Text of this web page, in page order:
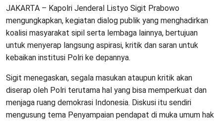
JAKARTA – Kapolri Jenderal Listyo Sigit Prabowo
mengungkapkan, kegiatan dialog publik yang menghadirkan
koalisi masyarakat sipil serta lembaga lainnya, bertujuan
untuk menyerap langsung aspirasi, kritik dan saran untuk
kebaikan institusi Polri ke depannya.
Sigit menegaskan, segala masukan ataupun kritik akan
diserap oleh Polri terutama hal yang bisa memperkuat dan
menjaga ruang demokrasi Indonesia. Diskusi itu sendiri
mengusung tema Penyampaian pendapat di muka umum hak